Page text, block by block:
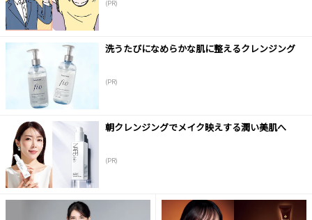
(PR)
洗うたびになめらかな肌に整えるクレンジング
(PR)
朝クレンジングでメイク映えする潤い美肌へ
(PR)